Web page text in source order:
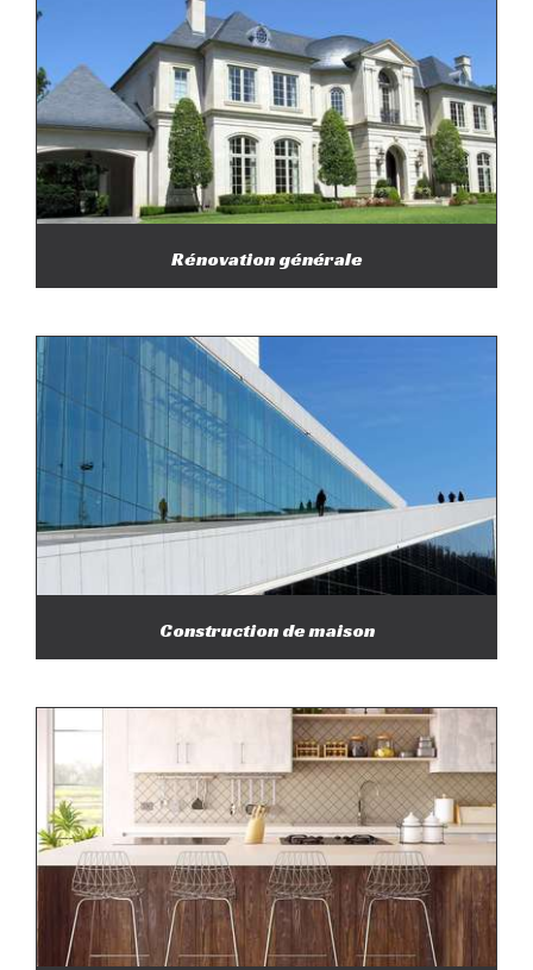
Rénovation générale
Construction de maison